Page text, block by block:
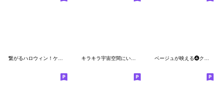
繋がるハロウィン！ケーブルライン絵文字３ キラキラ宇宙空間にいるような絵文字 ベージュが映える❹クリスマス冬特集♡